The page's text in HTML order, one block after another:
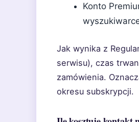
Konto
Jak wynika z
serwisu), czas
zamówienia.
okresu subskrypcji.